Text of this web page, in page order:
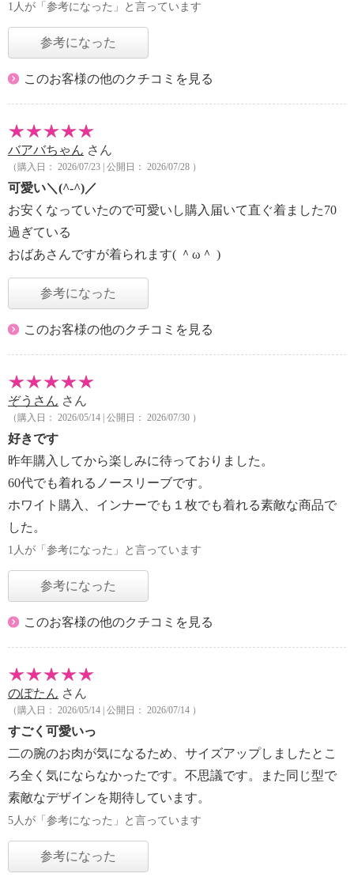
1人が「参考になった」と言っています
参考になった
このお客様の他のクチコミを見る
バアバちゃん さん
（購入日： 2026/07/23 | 公開日： 2026/07/28 ）
可愛い＼(^-^)／
お安くなっていたので可愛いし購入届いて直ぐ着ました70
過ぎている
おばあさんですが着られます( ＾ω＾ )
参考になった
このお客様の他のクチコミを見る
ぞうさん さん
（購入日： 2026/05/14 | 公開日： 2026/07/30 ）
好きです
昨年購入してから楽しみに待っておりました。
60代でも着れるノースリーブです。
ホワイト購入、インナーでも１枚でも着れる素敵な商品で
した。
1人が「参考になった」と言っています
参考になった
このお客様の他のクチコミを見る
のぽたん さん
（購入日： 2026/05/14 | 公開日： 2026/07/14 ）
すごく可愛いっ
二の腕のお肉が気になるため、サイズアップしましたとこ
ろ全く気にならなかったです。不思議です。また同じ型で
素敵なデザインを期待しています。
5人が「参考になった」と言っています
参考になった